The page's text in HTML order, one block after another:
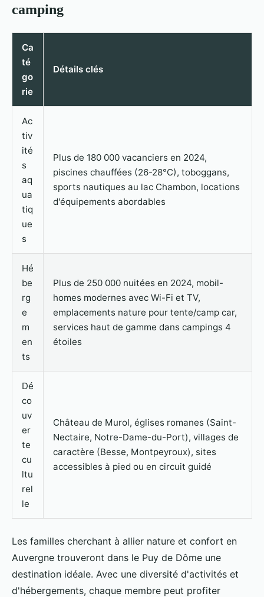
camping
Ca
té
go
rie
Détails clés
Ac
tiv
ité
s
aq
ua
tiq
ue
s
Plus de 180 000 vacanciers en 2024,
piscines chauffées (26-28°C), toboggans,
sports nautiques au lac Chambon, locations
d'équipements abordables
Hé
be
rg
e
m
en
ts
Plus de 250 000 nuitées en 2024, mobil-
homes modernes avec Wi-Fi et TV,
emplacements nature pour tente/camp car,
services haut de gamme dans campings 4
étoiles
Dé
co
uv
er
te
cu
ltu
rel
le
Château de Murol, églises romanes (Saint-
Nectaire, Notre-Dame-du-Port), villages de
caractère (Besse, Montpeyroux), sites
accessibles à pied ou en circuit guidé
Les familles cherchant à allier nature et confort en
Auvergne trouveront dans le Puy de Dôme une
destination idéale. Avec une diversité d'activités et
d'hébergements, chaque membre peut profiter